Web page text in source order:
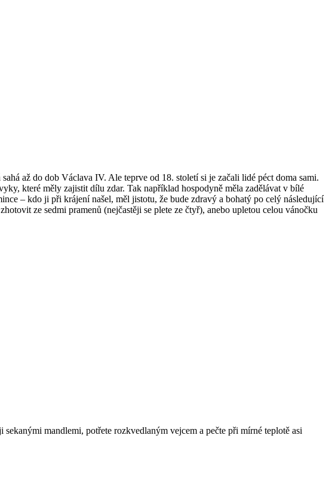
až do dob Václava IV. Ale teprve od 18. století si je začali lidé péct doma sami.
které měly zajistit dílu zdar. Tak například hospodyně měla zadělávat v bílé
– kdo ji při krájení našel, měl jistotu, že bude zdravý a bohatý po celý následující
ze sedmi pramenů (nejčastěji se plete ze čtyř), anebo upletou celou vánočku
mandlemi, potřete rozkvedlaným vejcem a pečte při mírné teplotě asi